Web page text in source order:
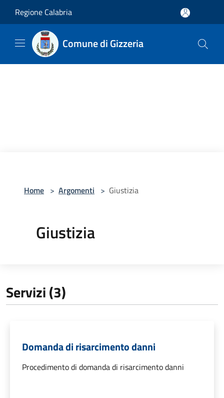
Regione Calabria
Comune di Gizzeria
Home > Argomenti > Giustizia
Giustizia
Servizi (3)
Domanda di risarcimento danni
Procedimento di domanda di risarcimento danni